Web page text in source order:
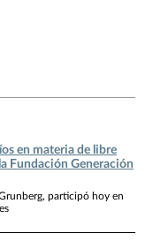
en materia de libre
Fundación Generación
participó hoy en